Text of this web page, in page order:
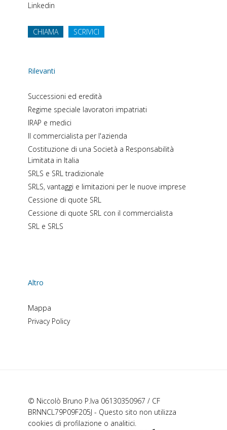
Linkedin
CHIAMA SCRIVICI
Rilevanti
Successioni ed eredità
Regime speciale lavoratori impatriati
IRAP e medici
Il commercialista per l'azienda
Costituzione di una Società a Responsabilità
Limitata in Italia
SRLS e SRL tradizionale
SRLS, vantaggi e limitazioni per le nuove imprese
Cessione di quote SRL
Cessione di quote SRL con il commercialista
SRL e SRLS
Altro
Mappa
Privacy Policy
© Niccolò Bruno P.Iva 06130350967 / CF
BRNNCL79P09F205J - Questo sito non utilizza
cookies di profilazione o analitici.